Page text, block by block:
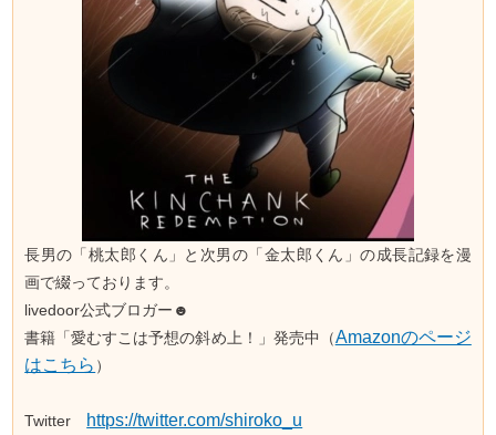
長男の「桃太郎くん」と次男の「金太郎くん」の成長記録を漫
画で綴っております。
livedoor公式ブロガー☻
書籍「愛むすこは予想の斜め上！」発売中（Amazonのページ
はこちら ）
Twitter https://twitter.com/shiroko_u